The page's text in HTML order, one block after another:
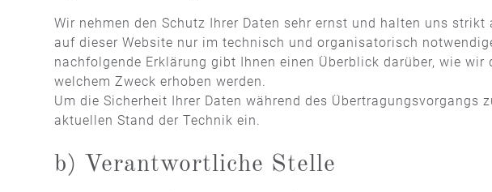
Wir nehmen den Schutz Ihrer Daten sehr ernst und halten uns
auf dieser Website nur im technisch und organisatorisch
nachfolgende Erklärung gibt Ihnen einen Überblick darüber, wie
welchem Zweck erhoben werden.
Um die Sicherheit Ihrer Daten während des Übertragungsvorgangs
aktuellen Stand der Technik ein.
b) Verantwortliche Stelle